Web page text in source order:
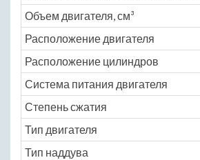
Объем двигателя, см³
Расположение двигателя
Расположение цилиндров
Система питания двигателя
Степень сжатия
Тип двигателя
Тип наддува